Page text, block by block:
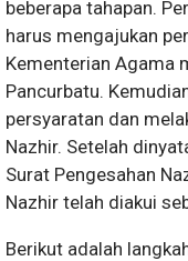
beberapa tahapan.
harus mengajukan
Kementerian Agama
Pancurbatu.
persyaratan dan
Nazhir. Setelah
Surat Pengesahan
Nazhir telah diakui
Berikut adalah